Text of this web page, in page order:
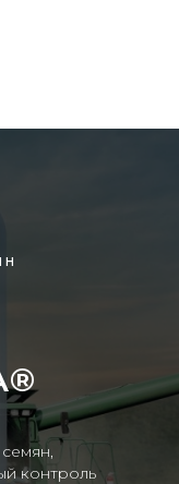
®
контроль